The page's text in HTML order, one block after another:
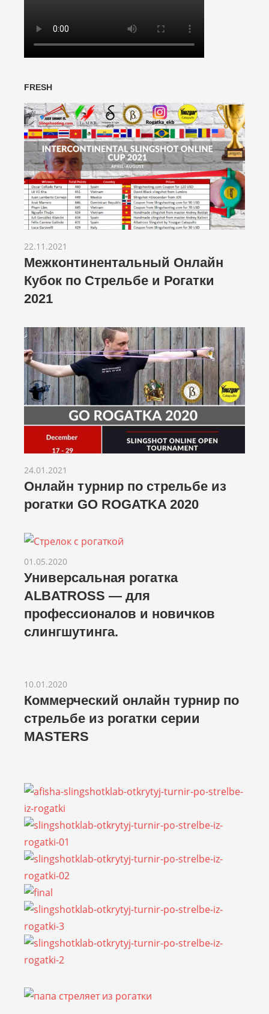
FRESH
22.11.2021
Межконтинентальный Онлайн
Кубок по Стрельбе и Рогатки
2021
24.01.2021
Онлайн турнир по стрельбе из
рогатки GO ROGATKA 2020
01.05.2020
Универсальная рогатка
ALBATROSS — для
профессионалов и новичков
слингшутинга.
10.01.2020
Коммерческий онлайн турнир по
стрельбе из рогатки серии
MASTERS